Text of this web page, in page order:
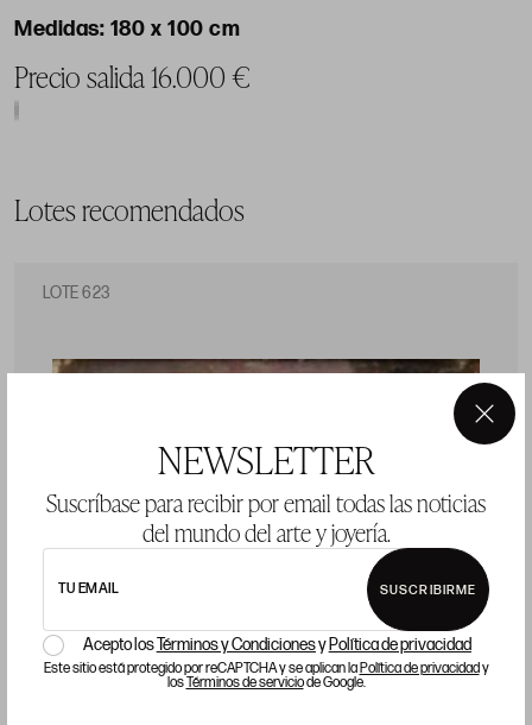
NEWSLETTER
Suscríbase para recibir por email todas las noticias
del mundo del arte y joyería.
TU EMAIL SUSCRIBIRME
Acepto losTérminos y Condicionesy Política de privacidad
Este sitio está protegido por reCAPTCHA y se aplican laPolítica de privacidady
losTérminos de serviciode Google.
×
180 x 100 cm
Precio salida 16.000 €
Lotes recomendados
LOTE 623